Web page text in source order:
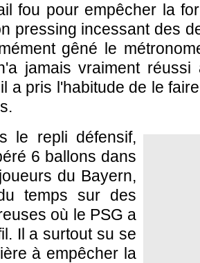
fou pour empêcher la
pressing incessant des
gêné le
jamais vraiment
a pris l'habitude de le
le repli défensif,
6 ballons dans
du Bayern,
temps sur des
où le PSG a
Il a surtout su se
à empêcher la